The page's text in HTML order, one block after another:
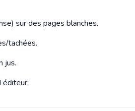
sur des pages blanches.
tachées.
jus.
éditeur.